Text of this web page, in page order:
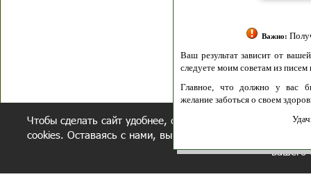
Получение
Ваш результат зависит от вашей
следуете моим советам из писем и книг.
Главное, что должно у вас быть -
желание заботься о своем здоровье.
Удачи!
Чтобы сделать сайт удобнее, осуществляется обработка
cookies. Оставаясь с нами, вы соглашаетесь с нашей
вашего